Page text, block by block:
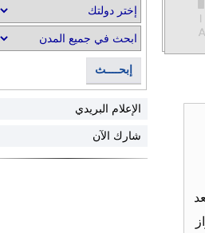
إبحــــث
الإعلام البريدي
شارك الآن